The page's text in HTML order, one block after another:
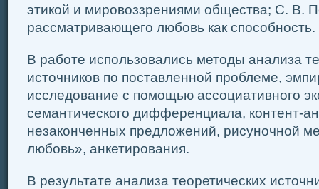
этикой и мировоззрениями общества; С. В.
рассматривающего любовь как способность.
В работе использовались методы анализа
источников по поставленной проблеме,
исследование с помощью ассоциативного
семантического дифференциала, контент-
незаконченных предложений, рисуночной
любовь», анкетирования.
В результате анализа теоретических